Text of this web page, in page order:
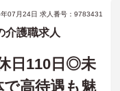
07月24日 求人番号：9783431
護職求人
日110日◎未
高待遇も魅